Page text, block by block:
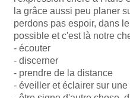
la grâce aussi peu planer
perdons pas espoir, dans
possible et c'est là notre
- écouter
- discerner
- prendre de la distance
- éveiller et éclairer sur